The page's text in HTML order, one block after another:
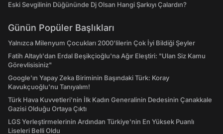
Eski Sevgilinin Düğününde Dj Olsan Hangi Şarkıyı Çalardın?
Günün Popüler Başlıkları
Yalnızca Milenyum Çocukları 2000'lilerin Çok İyi Bildiği Şeyler
Fatih Altaylı'dan Erdal Beşikçioğlu'na Ağır Eleştiri: "Ulan Siz Kamu
Görevlisisiniz"
Google'ın Yapay Zeka Biriminin Başındaki Türk: Koray
Kavukçuoğlu'nu Tanıyalım!
Türk Hava Kuvvetleri'nin İlk Kadın Generalinin Dedesinin Çanakkale
Gazisi Olduğu Ortaya Çıktı
LGS Yerleştirmelerinin Ardından Türkiye'nin En Yüksek Puanlı
Liseleri Belli Oldu